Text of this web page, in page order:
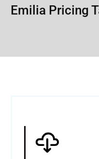
Emilia Pricing